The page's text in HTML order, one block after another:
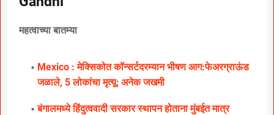
महत्वाच्या बातम्या
Mexico : मेक्सिकोत कॉन्सर्टदरम्यान भीषण आग:फेअरग्राऊंड
जळाले, 5 लोकांचा मृत्यू; अनेक जखमी
बंगालमध्ये हिंदुत्ववादी सरकार स्थापन होताना मुंबईत मात्र